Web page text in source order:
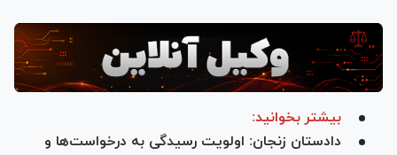
بیشتر بخوانید:
دادستان زنجان: اولویت رسیدگی به درخواست‌ها و